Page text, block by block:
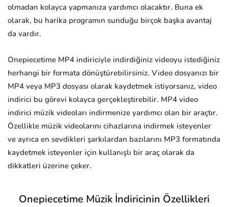
olmadan kolayca yapmanıza yardımcı olacaktır. Buna ek
olarak, bu harika programın sunduğu birçok başka avantaj
da vardır.
Onepiecetime MP4 indiriciyle indirdiğiniz videoyu istediğiniz
herhangi bir formata dönüştürebilirsiniz. Video dosyanızı bir
MP4 veya MP3 dosyası olarak kaydetmek istiyorsanız, video
indirici bu görevi kolayca gerçekleştirebilir. MP4 video
indirici müzik videoları indirmenize yardımcı olan bir araçtır.
Özellikle müzik videolarını cihazlarına indirmek isteyenler
ve ayrıca en sevdikleri şarkılardan bazılarını MP3 formatında
kaydetmek isteyenler için kullanışlı bir araç olarak da
dikkatleri üzerine çeker.
Onepiecetime Müzik İndiricinin Özellikleri